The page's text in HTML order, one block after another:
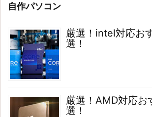
自作パソコン
厳選！intel対応お
選！
厳選！AMD対応お
選！